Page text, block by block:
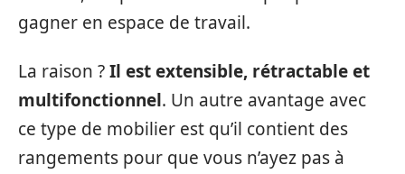
gagner en espace de travail.
La raison ?Il est extensible, rétractable et
multifonctionnel. Un autre avantage avec
ce type de mobilier est qu’il contient des
rangements pour que vous n’ayez pas à